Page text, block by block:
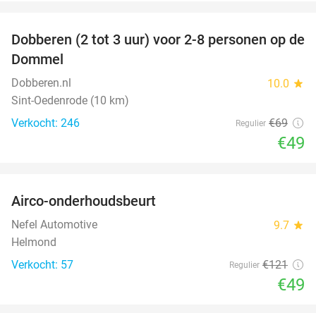
29%
Dobberen (2 tot 3 uur) voor 2-8 personen op de
Dommel
Dobberen.nl 10.0 star
Sint-Oedenrode (10 km)
Verkocht: 246
Regulier €69
€49
Airco-onderhoudsbeurt
Nefel Automotive 9.7 star
Helmond
Verkocht: 57
Regulier €121
€49